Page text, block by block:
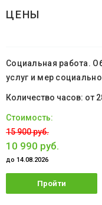
ЦЕНЫ
Социальная работа.
услуг и мер
от
15 900 руб.
10 990 руб.
до 14.08.2026
Пройти